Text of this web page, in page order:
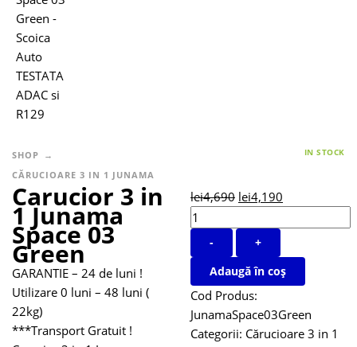
SHOP
CĂRUCIOARE 3 IN 1 JUNAMA
IN STOCK
Carucior 3 in
1 Junama
Space 03
Green
GARANTIE – 24 de luni !
Utilizare 0 luni – 48 luni (
22kg)
***Transport Gratuit !
lei4,690 lei4,190
-
+
Adaugă în coș
Cod Produs:
JunamaSpace03Green
Categorii: Cărucioare 3 in 1